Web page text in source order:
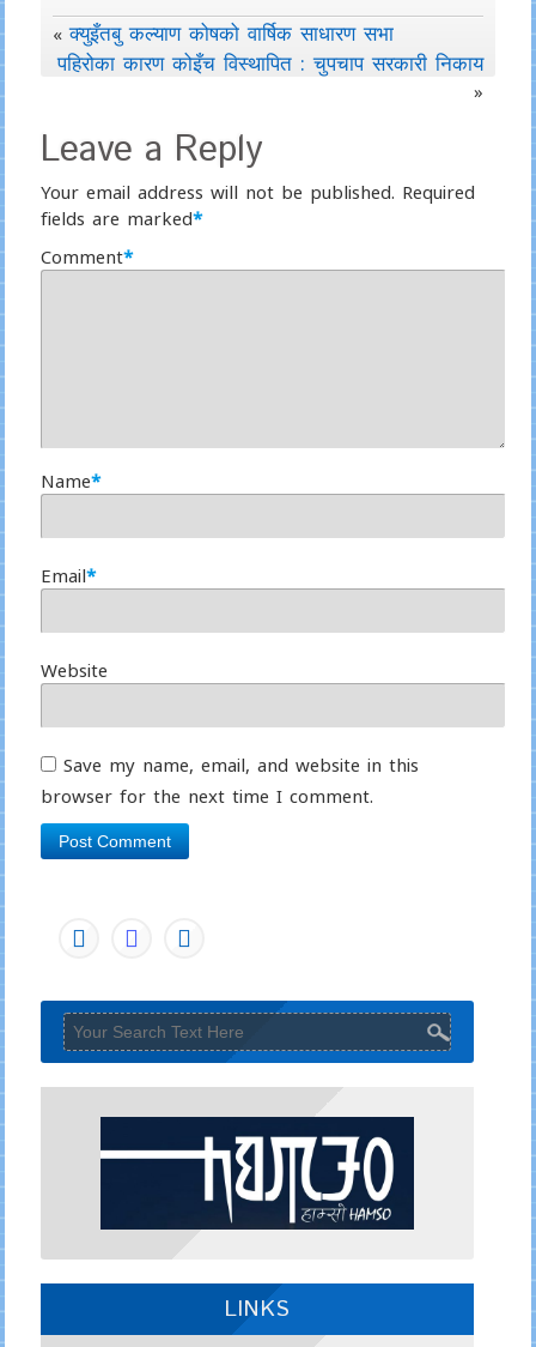
«क्युइँतबु कल्याण कोषको वार्षिक साधारण सभा
पहिरोका कारण कोइँच विस्थापित : चुपचाप सरकारी निकाय
»
Leave a Reply
Your email address will not be published. Required
fields are marked*
Comment*
Name*
Email*
Website
Save my name, email, and website in this
browser for the next time I comment.
LINKS